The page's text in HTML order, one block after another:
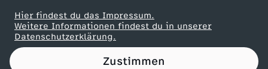
Hier findest du das Impressum.
Weitere Informationen findest du in unserer
Datenschutzerklärung.
Zustimmen
Partner